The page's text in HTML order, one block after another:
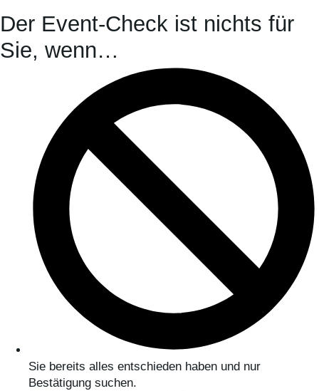
Der Event-Check ist nichts für
Sie, wenn…
Sie bereits alles entschieden haben und nur
Bestätigung suchen.